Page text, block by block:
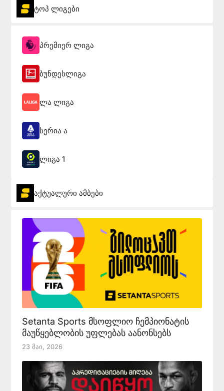
ტოპ ლიგები
პრემიერ ლიგა
ბუნდესლიგა
ლა ლიგა
სერია ა
ლიგა 1
აქტუალური ამბები
Setanta Sports მსოფლიო ჩემპიონატის
მაუწყებლობის უფლებას აანონსებს
23 Მაი, 2026